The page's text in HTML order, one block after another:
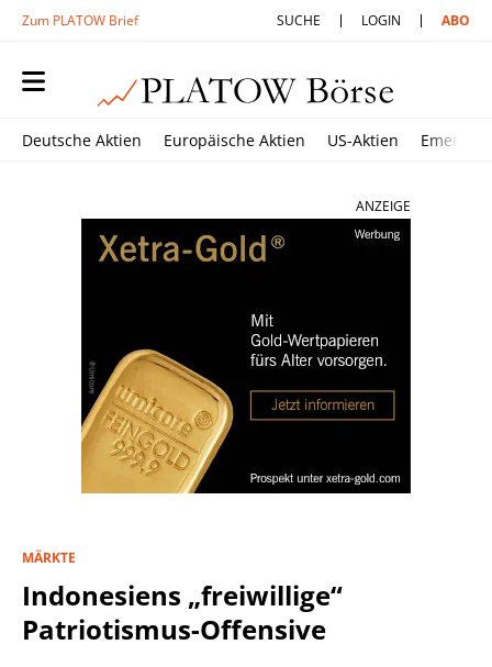
Zum PLATOW Brief SUCHE LOGIN ABO
Deutsche Aktien Europäische Aktien US-Aktien
ANZEIGE
MÄRKTE
Indonesiens „freiwillige“
Patriotismus-Offensive